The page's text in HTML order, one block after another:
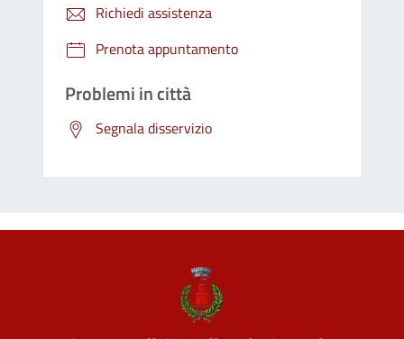
Richiedi assistenza
Prenota appuntamento
Problemi in città
Segnala disservizio